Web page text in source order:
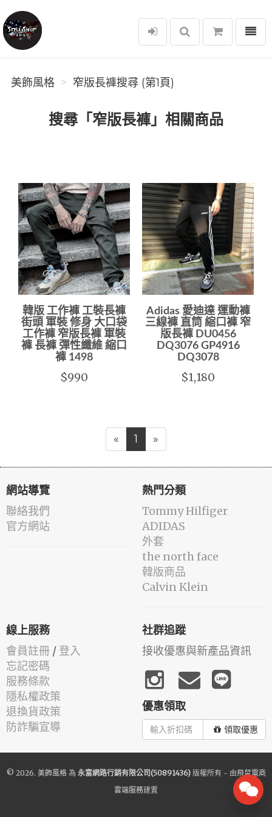
美飾風格
選單
美飾風格 窄版長褲搜尋 (第1頁)
搜尋「窄版長褲」相關商品
韓版 工作褲 工裝長褲
街頭 軍裝 修身 大口袋
工作褲 窄版長褲 軍裝
褲 長褲 彈性纖維 縮口
褲 1498
$990
Adidas 愛迪達 運動褲
三線褲 直筒 縮口褲 窄
版長褲 DU0456
DQ3076 GP4916
DQ3078
$1,180
« 1 »
網站導覽
聯絡我們
官方網站
熱門分類
Tommy Hilfiger
ADIDAS
外套
the north face
韓版商品
Calvin Klein
線上服務
會員註冊 / 登入
忘記密碼
服務條款
隱私權政策
退換貨政策
防詐騙宣導
社群追蹤
接收優惠與新產品資訊
優惠領取
領取優惠
© 2026. 美飾風格為 永富網路行銷有限公司(50891436)版權所有 - 由飛鼠電商
雲端服務建置